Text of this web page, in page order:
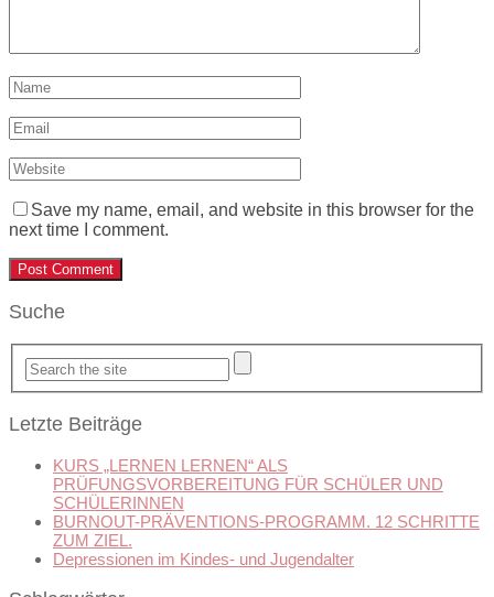
Save my name, email, and website in this browser for the
next time I comment.
Suche
Letzte Beiträge
KURS „LERNEN LERNEN“ ALS
PRÜFUNGSVORBEREITUNG FÜR SCHÜLER UND
SCHÜLERINNEN
BURNOUT-PRÄVENTIONS-PROGRAMM. 12 SCHRITTE
ZUM ZIEL.
Depressionen im Kindes- und Jugendalter